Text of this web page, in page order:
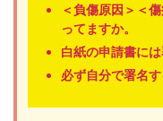
＜負傷原因＞＜
ってますか。
白紙の申請書には
必ず自分で署名す